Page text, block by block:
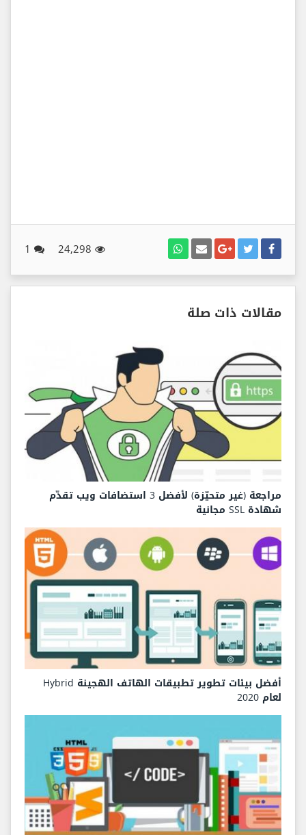
24,298
1
مقالات ذات صلة
مراجعة (غير متحيّزة) لأفضل 3 استضافات ويب تقدّم
شهادة SSL مجانية
أفضل بيئات تطوير تطبيقات الهاتف الهجينة Hybrid
لعام 2020